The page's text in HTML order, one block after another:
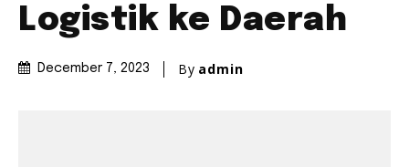
Logistik ke Daerah
December 7, 2023 By admin